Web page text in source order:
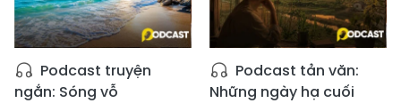
Podcast truyện
ngắn: Sóng vỗ
Podcast tản văn:
Những ngày hạ cuối